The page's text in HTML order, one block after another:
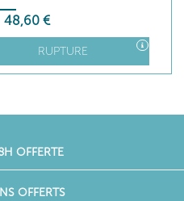
48,60 €
RUPTURE
OFFERTE
OFFERTS